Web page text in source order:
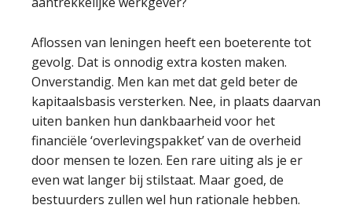
Aflossen van leningen heeft een boeterente tot
gevolg. Dat is onnodig extra kosten maken.
Onverstandig. Men kan met dat geld beter de
kapitaalsbasis versterken. Nee, in plaats daarvan
uiten banken hun dankbaarheid voor het
financiële ‘overlevingspakket’ van de overheid
door mensen te lozen. Een rare uiting als je er
even wat langer bij stilstaat. Maar goed, de
bestuurders zullen wel hun rationale hebben.